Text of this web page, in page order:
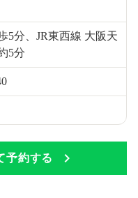
5分、JR東西線 大阪天
5分
予約する